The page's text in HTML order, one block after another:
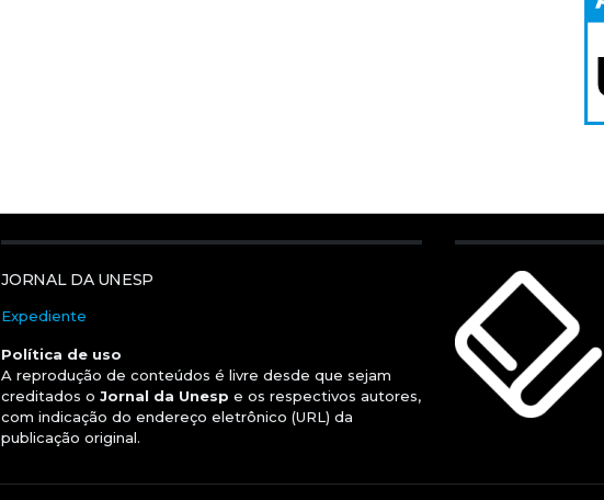
JORNAL DA UNESP
Expediente
Política de uso
A reprodução de conteúdos é livre desde que sejam
creditados oJornal da Unesp e os respectivos autores,
com indicação do endereço eletrônico (URL) da
publicação original.